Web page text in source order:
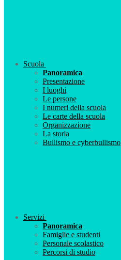
Scuola
Panoramica
Presentazione
I luoghi
Le persone
I numeri della scuola
Le carte della scuola
Organizzazione
La storia
Bullismo e cyberbullismo
Servizi
Panoramica
Famiglie e studenti
Personale scolastico
Percorsi di studio